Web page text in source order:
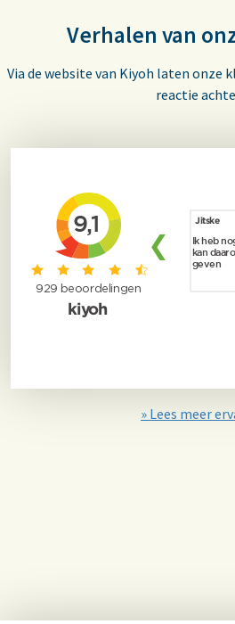
Verhalen van
Via de website van Kiyoh laten onze
reactie
» Lees meer